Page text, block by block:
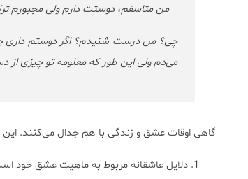
من متاسفم، دوستت دارم ولی مجبورم
چی؟ من درست شنیدم؟ اگر دوستم داری
می‌دم ولی این طور که معلومه تو چیزی
گاهی اوقات عشق و زندگی با هم جدال می‌کنند. این
دلایل عاشقانه مربوط به ماهیت عشق خود